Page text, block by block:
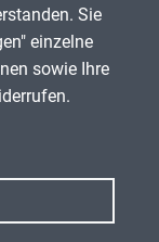
Sie
einzelne
sowie Ihre